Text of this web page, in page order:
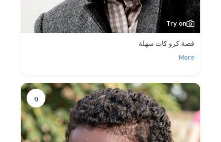
Try on
قصة كرو كات سهلة
More
9